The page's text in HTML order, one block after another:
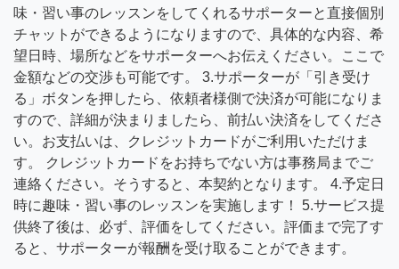
味・習い事のレッスンをしてくれるサポーターと直接個別
チャットができるようになりますので、具体的な内容、希
望日時、場所などをサポーターへお伝えください。ここで
金額などの交渉も可能です。 3.サポーターが「引き受け
る」ボタンを押したら、依頼者様側で決済が可能になりま
すので、詳細が決まりましたら、前払い決済をしてくださ
い。お支払いは、クレジットカードがご利用いただけま
す。 クレジットカードをお持ちでない方は事務局までご
連絡ください。そうすると、本契約となります。 4.予定日
時に趣味・習い事のレッスンを実施します！ 5.サービス提
供終了後は、必ず、評価をしてください。評価まで完了す
ると、サポーターが報酬を受け取ることができます。